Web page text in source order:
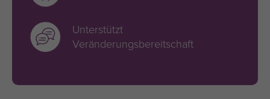
Unterstützt
Veränderungsbereitschaft